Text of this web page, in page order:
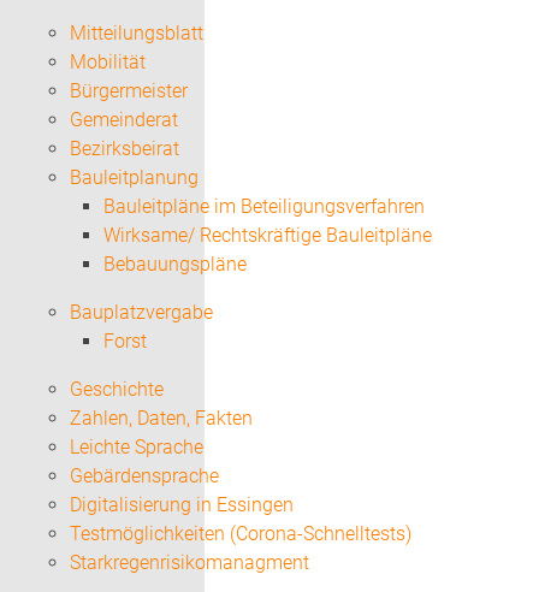
Mitteilungsblatt
Mobilität
Bürgermeister
Gemeinderat
Bezirksbeirat
Bauleitplanung
Bauleitpläne im Beteiligungsverfahren
Wirksame/ Rechtskräftige Bauleitpläne
Bebauungspläne
Bauplatzvergabe
Forst
Geschichte
Zahlen, Daten, Fakten
Leichte Sprache
Gebärdensprache
Digitalisierung in Essingen
Testmöglichkeiten (Corona-Schnelltests)
Starkregenrisikomanagment